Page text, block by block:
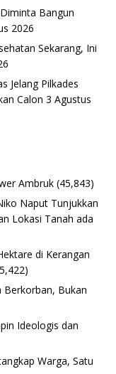
Bangun
2026
Sekarang, Ini
Jelang Pilkades
Calon 3 Agustus
Ambruk (45,843)
Naput Tunjukkan
Lokasi Tanah ada
di Kerangan
Berkorban, Bukan
Ideologis dan
Warga, Satu